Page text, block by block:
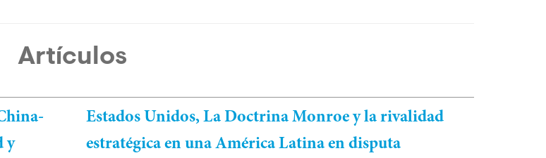
Artículos
y
Estados Unidos, La Doctrina Monroe y la rivalidad
estratégica en una América Latina en disputa